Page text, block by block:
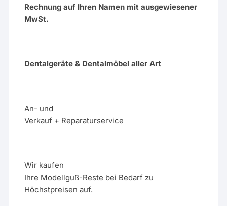
Rechnung auf Ihren Namen mit ausgewiesener
MwSt.
Dentalgeräte & Dentalmöbel aller Art
An- und
Verkauf + Reparaturservice
Wir kaufen
Ihre Modellguß-Reste bei Bedarf zu
Höchstpreisen auf.